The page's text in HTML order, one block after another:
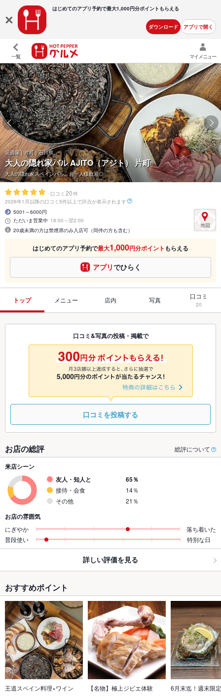
はじめてのアプリ予約で最大1,000円分ポイントもらえる
ダウンロード アプリで開く
一覧 マイメニュー
居酒屋 | 片町 | 石川県
大人の隠れ家バル AJITO（アジト） 片町
大人の隠れ家スペインバル。お一人様歓迎◎
- 口コミ 20件
2026年1月以降の口コミ5件以上で評点が表示されます
5001～6000円
ただいま営業中 18:00～翌2:00
20歳未満の方は禁煙席のみ入店可（同伴の方も含む）
はじめてのアプリ予約で最大1,000円分ポイント もらえる
アプリでひらく
トップ メニュー 店内 写真 口コミ
20
口コミ&写真の投稿・掲載で
口コミを投稿する
お店の総評 総評について
来店シーン
友人・知人と
65％
接待・会食
14％
その他
21％
お店の雰囲気
にぎやか
落ち着いた
普段使い
特別な日
詳しい評価を見る
おすすめポイント
王道スペイン料理×ワイン 【名物】極上ジビエ体験 6月末迄！週末限